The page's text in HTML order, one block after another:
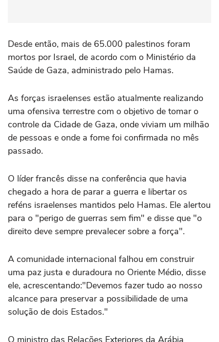
Desde então, mais de 65.000 palestinos foram
mortos por Israel, de acordo com o Ministério da
Saúde de Gaza, administrado pelo Hamas.
As forças israelenses estão atualmente realizando
uma ofensiva terrestre com o objetivo de tomar o
controle da Cidade de Gaza, onde viviam um milhão
de pessoas e onde a fome foi confirmada no mês
passado.
O líder francês disse na conferência que havia
chegado a hora de parar a guerra e libertar os
reféns israelenses mantidos pelo Hamas. Ele alertou
para o "perigo de guerras sem fim" e disse que "o
direito deve sempre prevalecer sobre a força".
A comunidade internacional falhou em construir
uma paz justa e duradoura no Oriente Médio, disse
ele, acrescentando:"Devemos fazer tudo ao nosso
alcance para preservar a possibilidade de uma
solução de dois Estados."
O ministro das Relações Exteriores da Arábia